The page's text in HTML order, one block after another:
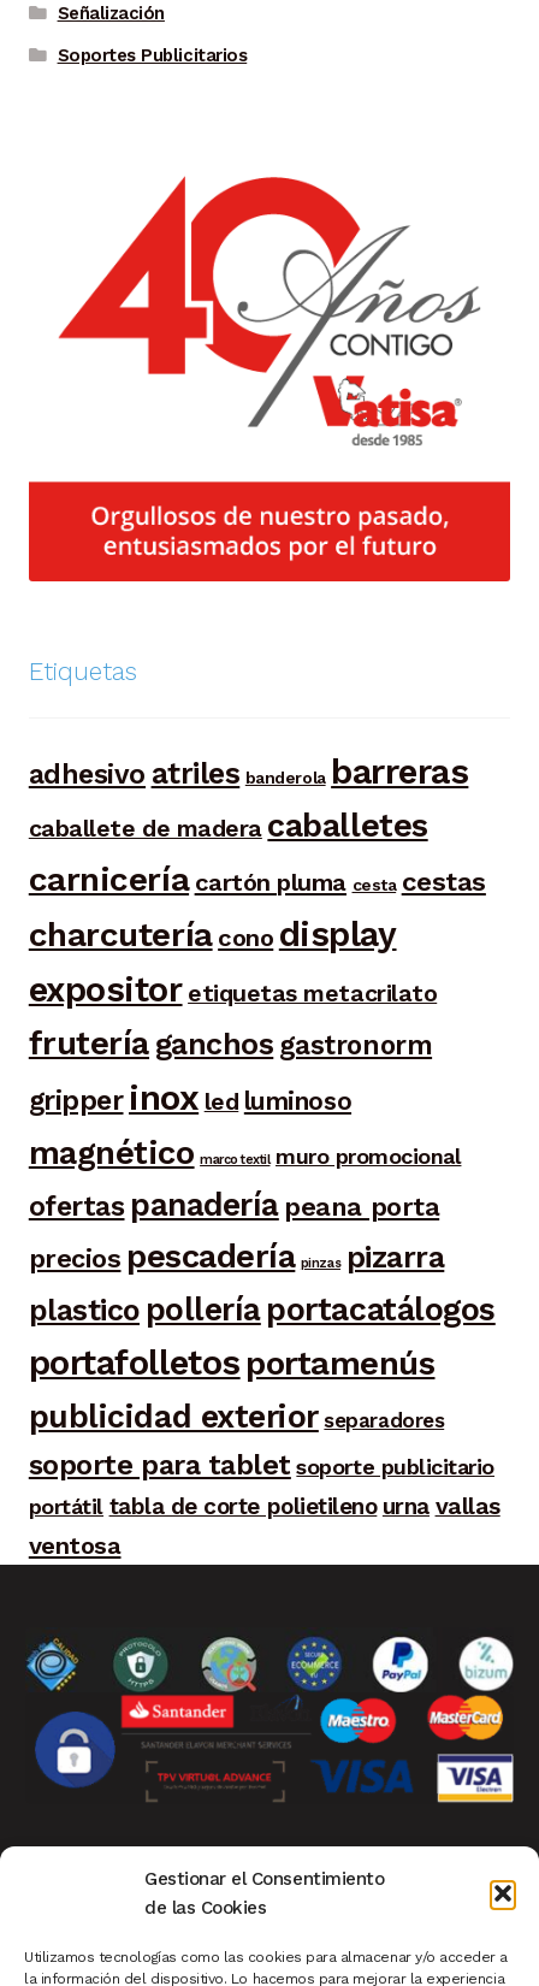
Gestionar el Consentimiento
de las Cookies
Utilizamos tecnologías como las cookies para almacenar y/o acceder a
la información del dispositivo. Lo hacemos para mejorar la experiencia
Señalización
Soportes Publicitarios
Etiquetas
adhesivo atriles banderola barreras
caballete de madera caballetes
carnicería cartón pluma cesta cestas
charcutería cono display
expositor etiquetas metacrilato
frutería ganchos gastronorm
gripper inox led luminoso
magnético marco textil muro promocional
ofertas panadería peana porta
precios pescadería pinzas pizarra
plastico pollería portacatálogos
portafolletos portamenús
publicidad exterior separadores
soporte para tablet soporte publicitario
portátil tabla de corte polietileno urna vallas
ventosa
| Privacidad| Política de Cookies
Condiciones de Compra |
|